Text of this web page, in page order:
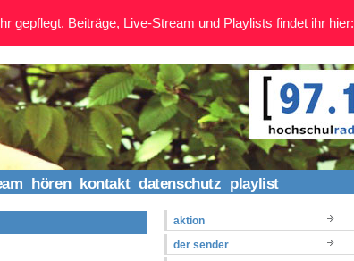
hören kontakt datenschutz playlist
aktion
der sender
gepflegt. Beiträge, Live-Stream und Playlists findet ihr hier: